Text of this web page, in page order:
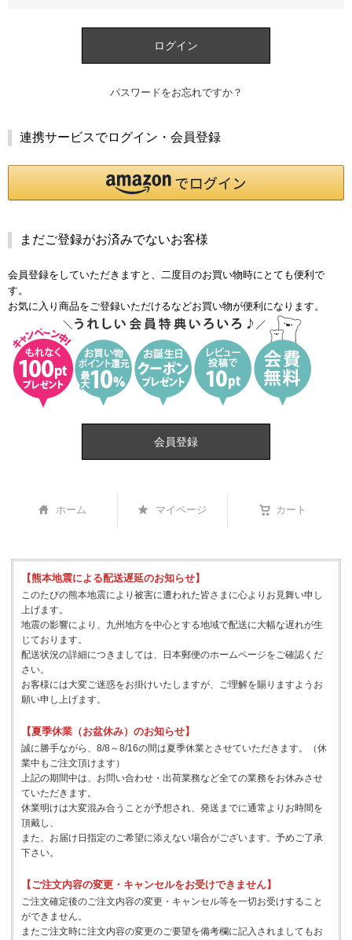
ログイン
パスワードをお忘れですか？
連携サービスでログイン・会員登録
まだご登録がお済みでないお客様
会員登録をしていただきますと、二度目のお買い物時にとても便利で
す。
お気に入り商品をご登録いただけるなどお買い物が便利になります。
会員登録
ホーム マイページ カート
【熊本地震による配送遅延のお知らせ】
このたびの熊本地震により被害に遭われた皆さまに心よりお見舞い申し
上げます。
地震の影響により、九州地方を中心とする地域で配送に大幅な遅れが生
じております。
配送状況の詳細につきましては、日本郵便のホームページをご確認くだ
さい。
お客様には大変ご迷惑をお掛けいたしますが、ご理解を賜りますようお
願い申し上げます。
【夏季休業（お盆休み）のお知らせ】
誠に勝手ながら、8/8～8/16の間は夏季休業とさせていただきます。（休
業中もご注文頂けます）
上記の期間中は、お問い合わせ・出荷業務など全ての業務をお休みさせ
ていただきます。
休業明けは大変混み合うことが予想され、発送までに通常よりお時間を
頂戴し、
また、お届け日指定のご希望に添えない場合がございます。予めご了承
下さい。
【ご注文内容の変更・キャンセルをお受けできません】
ご注文確定後のご注文内容の変更・キャンセル等を一切お受けすること
ができません。
またご注文時に注文内容の変更のご要望を備考欄に記入されましてもお